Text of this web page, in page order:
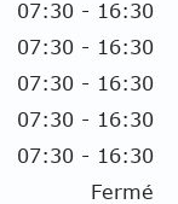
07:30 - 16:30
07:30 - 16:30
07:30 - 16:30
07:30 - 16:30
07:30 - 16:30
Fermé